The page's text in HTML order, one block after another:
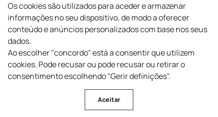
Financiado
Os cookies são utilizados para aceder e armazenar
informações no seu dispositivo, de modo a oferecer
conteúdo e anúncios personalizados com base nos seus
dados.
Ao escolher "concordo" está a consentir que utilizem
cookies. Pode recusar ou pode recusar ou retirar o
consentimento escolhendo "Gerir definições".
Aceitar